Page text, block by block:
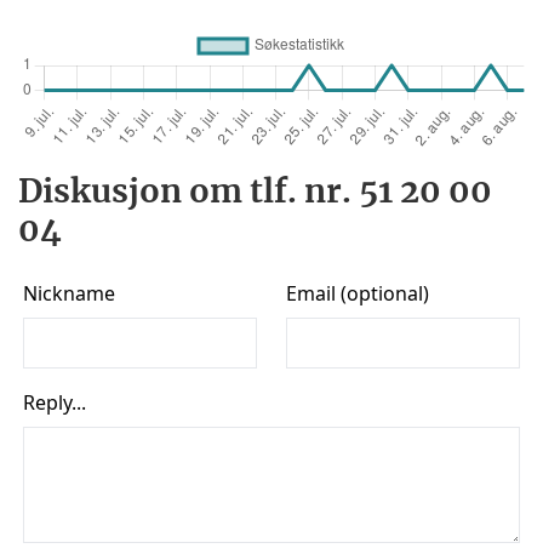
Diskusjon om tlf. nr. 51 20 00
04